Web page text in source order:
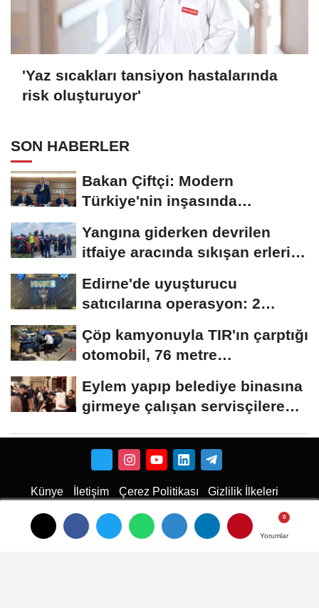
Yorumlar
Yorumlar
Yorumlar
'Yaz sıcakları tansiyon hastalarında
risk oluşturuyor'
SON HABERLER
Bakan Çiftçi: Modern
Türkiye'nin inşasında
Yangına giderken devrilen
itfaiye aracında sıkışan erleri,
Edirne'de uyuşturucu
satıcılarına operasyon: 2
Çöp kamyonuyla TIR'ın çarptığı
otomobil, 76 metre
Eylem yapıp belediye binasına
girmeye çalışan servisçilere
Künye İletişim Çerez Politikası Gizlilik İlkeleri
Karaman Haber Haber Karaman Haber Karaman Web Tasarım Hukuki Haber
Karaman
Emlak
Karaman Çiçekci
Haber